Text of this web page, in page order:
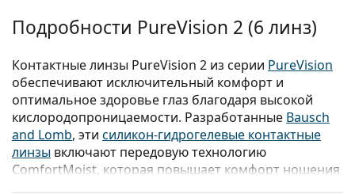
Подробности PureVision 2 (6 линз)
Контактные линзы PureVision 2 из серии PureVision
обеспечивают исключительный комфорт и
оптимальное здоровье глаз благодаря высокой
кислородопроницаемости. Разработанные Bausch
and Lomb, эти силикон-гидрогелевые контактные
линзы включают передовую технологию
ComfortMoist, которая повышает комфорт ношения